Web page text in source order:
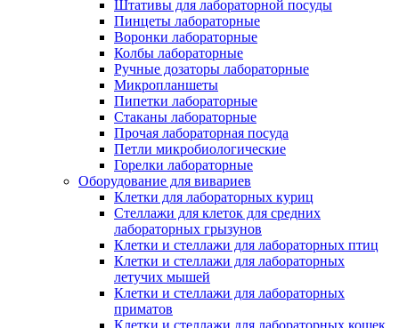
Штативы для лабораторной посуды
Пинцеты лабораторные
Воронки лабораторные
Колбы лабораторные
Ручные дозаторы лабораторные
Микропланшеты
Пипетки лабораторные
Стаканы лабораторные
Прочая лабораторная посуда
Петли микробиологические
Горелки лабораторные
Оборудование для вивариев
Клетки для лабораторных куриц
Стеллажи для клеток для средних
лабораторных грызунов
Клетки и стеллажи для лабораторных птиц
Клетки и стеллажи для лабораторных
летучих мышей
Клетки и стеллажи для лабораторных
приматов
Клетки и стеллажи для лабораторных кошек